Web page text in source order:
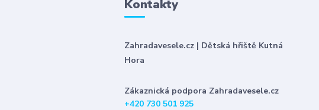
Kontakty
Zahradavesele.cz | Dětská hřiště Kutná
Hora
Zákaznická podpora Zahradavesele.cz
+420 730 501 925